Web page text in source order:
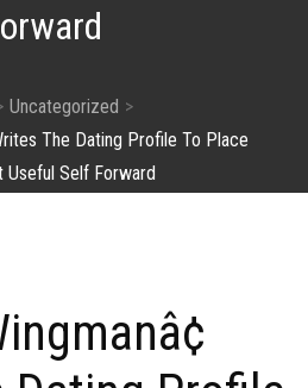
Uncategorized
The Dating Profile To Place
Useful Self Forward